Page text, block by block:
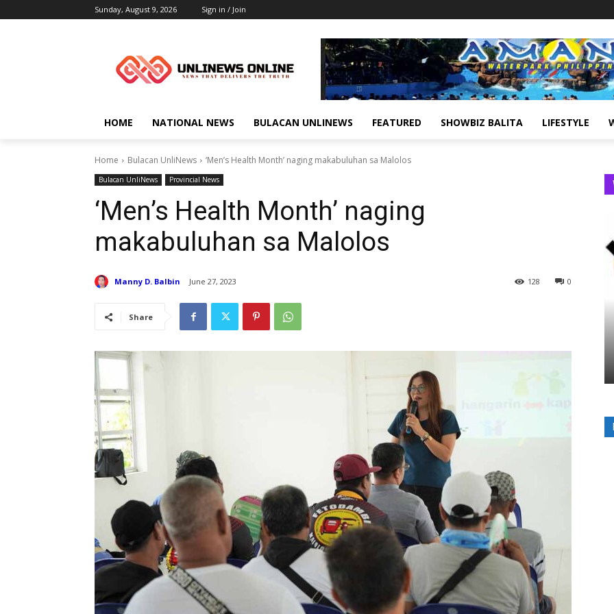
Sunday, August 9, 2026 Sign in / Join
HOME NATIONAL NEWS BULACAN UNLINEWS FEATURED SHOWBIZ BALITA LIFESTYLE
Home Bulacan UnliNews ‘Men’s Health Month’ naging makabuluhan sa Malolos
Bulacan UnliNews Provincial News
‘Men’s Health Month’ naging
makabuluhan sa Malolos
Manny D. Balbin June 27, 2023 0
128
Share